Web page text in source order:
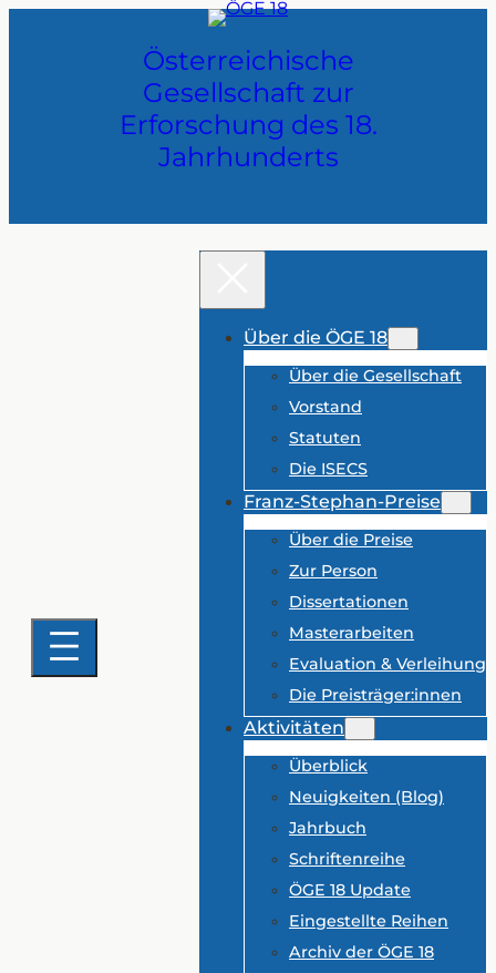
Österreichische
Gesellschaft zur
Erforschung des 18.
Jahrhunderts
Über die ÖGE 18
Über die Gesellschaft
Vorstand
Statuten
Die ISECS
Franz-Stephan-Preise
Über die Preise
Zur Person
Dissertationen
Masterarbeiten
Evaluation & Verleihung
Die Preisträger:innen
Aktivitäten
Überblick
Neuigkeiten (Blog)
Jahrbuch
Schriftenreihe
ÖGE 18 Update
Eingestellte Reihen
Archiv der ÖGE 18